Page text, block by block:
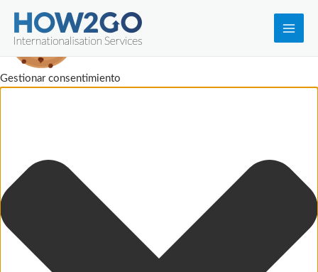
Gestionar consentimiento
Main